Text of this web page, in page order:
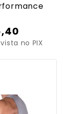
,40
no PIX